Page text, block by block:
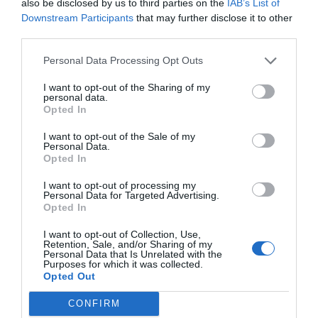
also be disclosed by us to third parties on the IAB’s List of
Downstream Participants that may further disclose it to other
Personal Data Processing Opt Outs
I want to opt-out of the Sharing of my
personal data.
Opted In
I want to opt-out of the Sale of my
Personal Data.
Opted In
I want to opt-out of processing my
Personal Data for Targeted Advertising.
Opted In
I want to opt-out of Collection, Use,
Retention, Sale, and/or Sharing of my
Personal Data that Is Unrelated with the
Purposes for which it was collected.
Opted Out
CONFIRM
ACTIVAR ARA
RELACIONADES
Cooltra reforça laCooltra,